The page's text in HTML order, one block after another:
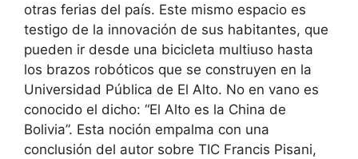
otras ferias del país. Este mismo espacio es
testigo de la innovación de sus habitantes, que
pueden ir desde una bicicleta multiuso hasta
los brazos robóticos que se construyen en la
Universidad Pública de El Alto. No en vano es
conocido el dicho: “El Alto es la China de
Bolivia”. Esta noción empalma con una
conclusión del autor sobre TIC Francis Pisani,